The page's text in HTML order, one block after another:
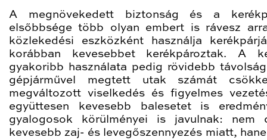
A megnövekedett biztonság és a
elsőbbsége több olyan embert is rávesz
közlekedési eszközként használja
korábban kevesebbet kerékpároztak. A
gyakoribb használata pedig rövidebb
gépjárművel megtett utak számát
megváltozott viselkedés és figyelmes
együttesen kevesebb balesetet is
gyalogosok körülményei is javulnak: nem
kevesebb zaj- és levegőszennyezés miatt,